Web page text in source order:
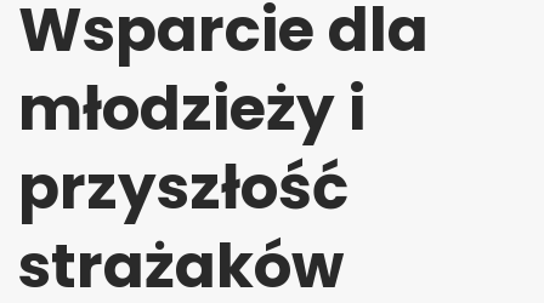
Wsparcie dla
młodzieży i
przyszłość
strażaków